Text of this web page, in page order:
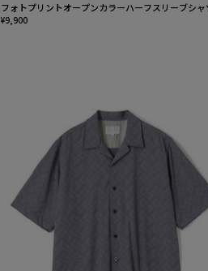
フォトプリントオープンカラーハーフスリーブシャ
¥9,900